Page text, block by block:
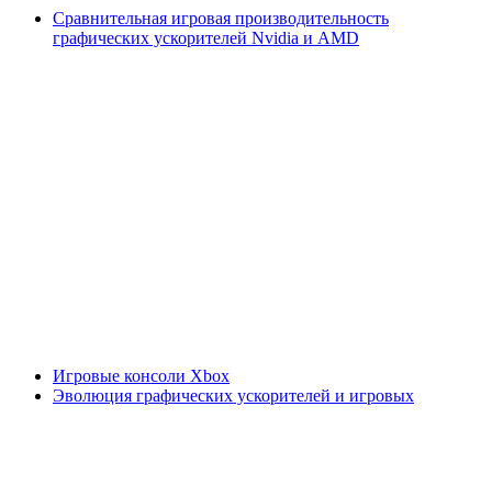
Сравнительная игровая производительность
графических ускорителей Nvidia и AMD
Игровые консоли Xbox
Эволюция графических ускорителей и игровых